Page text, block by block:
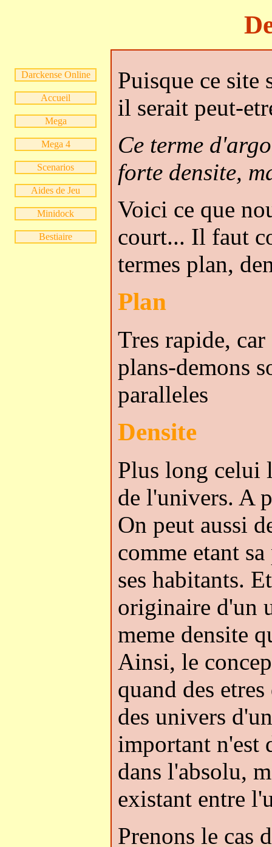
Puisque ce site
il serait peut-
Ce terme
forte densite,
Voici ce que
court... Il faut
termes plan,
Plan
Tres rapide,
plans-demons
paralleles
Densite
Plus long celui
de l'univers. A
On peut aussi
comme etant
ses habitants.
originaire d'un
meme densite
Ainsi, le
quand des
des univers
important n'est
dans l'absolu,
existant entre
Prenons le
Darckense Online
Accueil
Mega
Mega 4
Scenarios
Aides de Jeu
Minidock
Bestiaire